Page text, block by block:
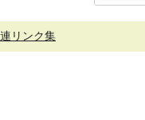
リンク集